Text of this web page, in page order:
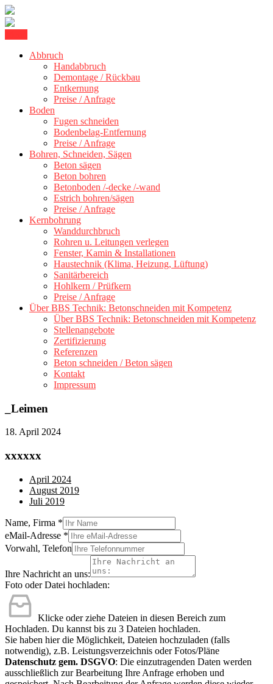
content
Betonschneiden Stuttgart
+ 300 kmAbbruch
Handabbruch
Demontage / Rückbau
Entkernung
Preise / Anfrage
Boden
Fugen schneiden
Bodenbelag-Entfernung
Preise / Anfrage
Bohren, Schneiden, Sägen
Beton sägen
Beton bohren
Betonboden /-decke /-wand
Estrich bohren/sägen
Preise / Anfrage
Kernbohrung
Wanddurchbruch
Rohren u. Leitungen verlegen
Fenster, Kamin & Installationen
Haustechnik (Klima, Heizung, Lüftung)
Sanitärbereich
Hohlkern / Prüfkern
Preise / Anfrage
Über BBS Technik: Betonschneiden mit Kompetenz
Über BBS Technik: Betonschneiden mit Kompetenz
Stellenangebote
Zertifizierung
Referenzen
Beton schneiden / Beton sägen
Kontakt
Impressum
_Leimen
18. April 2024
xxxxxx
April 2024
August 2019
Juli 2019
Name, Firma *
eMail-Adresse *
Vorwahl, Telefon
Ihre Nachricht an uns:
Foto oder Datei hochladen:
Klicke oder ziehe Dateien in diesen Bereich zum
Hochladen. Du kannst bis zu 3 Dateien hochladen.
Sie haben hier die Möglichkeit, Dateien hochzuladen (falls
notwendig), z.B. Leistungsverzeichnis oder Fotos/Pläne
Datenschutz gem. DSGVO: Die einzutragenden Daten werden
ausschließlich zur Bearbeitung Ihre Anfrage erhoben und